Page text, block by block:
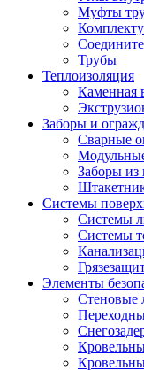
Муфты
Трубы
Теплоизоляция
Каменная
Заборы и
Сварные
Заборы из
Системы
Системы
Системы
Элементы
Стеновые